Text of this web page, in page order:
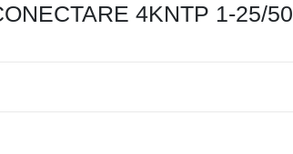
4KNTP 1-25/50